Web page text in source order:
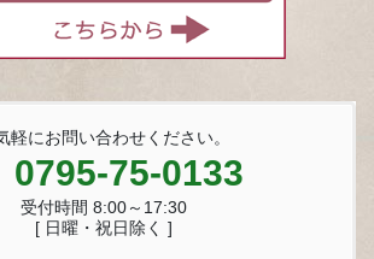
軽にお問い合わせください。
0795-75-0133
受付時間 8:00～17:30
[ 日曜・祝日除く ]